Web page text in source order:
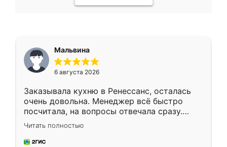
Мальвина
6 августа 2026
Заказывала кухню в Ренессанс, осталась
очень довольна. Менеджер всё быстро
посчитала, на вопросы отвечала сразу.
Замерщик приехал в субботу, подошёл к
делу со всей ответственностью. Собрали
за день, ребята работали аккуратно, даже
Читать полностью